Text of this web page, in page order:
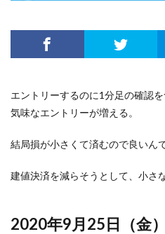
エントリーするのに1分足の確認
気味なエントリーが増える。
結局損が小さくて済むので良いん
建値決済を減らそうとして、小さ
2020年9月25日（金